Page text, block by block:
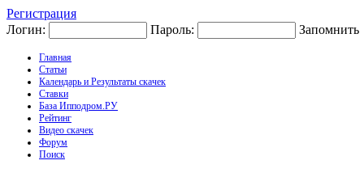
Регистрация
Логин:
Пароль: Запомнить
Главная
Статьи
Календарь и Результаты скачек
Ставки
База Ипподром.РУ
Рейтинг
Видео скачек
Форум
Поиск